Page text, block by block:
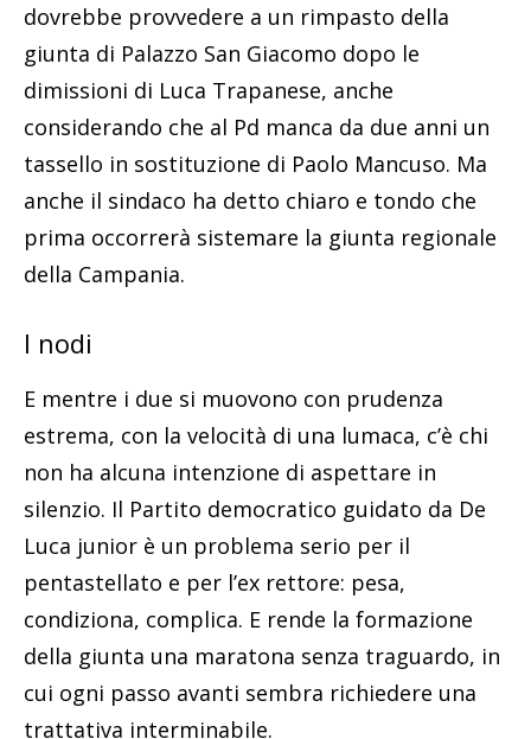
dovrebbe provvedere a un rimpasto della
giunta di Palazzo San Giacomo dopo le
dimissioni di Luca Trapanese, anche
considerando che al Pd manca da due anni un
tassello in sostituzione di Paolo Mancuso. Ma
anche il sindaco ha detto chiaro e tondo che
prima occorrerà sistemare la giunta regionale
della Campania.
I nodi
E mentre i due si muovono con prudenza
estrema, con la velocità di una lumaca, c’è chi
non ha alcuna intenzione di aspettare in
silenzio. Il Partito democratico guidato da De
Luca junior è un problema serio per il
pentastellato e per l’ex rettore: pesa,
condiziona, complica. E rende la formazione
della giunta una maratona senza traguardo, in
cui ogni passo avanti sembra richiedere una
trattativa interminabile.